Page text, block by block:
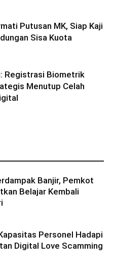
Putusan MK, Siap Kaji
Sisa Kuota
Registrasi Biometrik
Menutup Celah
Banjir, Pemkot
Belajar Kembali
Personel Hadapi
Digital Love Scamming